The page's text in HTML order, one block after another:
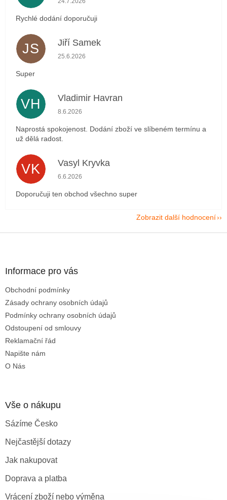
Rychlé dodání doporučuji
JS Jiří Samek
Hodnocení obchodu je 5 z 5 hvězdiček.
25.6.2026
Super
VH Vladimir Havran
Hodnocení obchodu je 5 z 5 hvězdiček.
8.6.2026
Naprostá spokojenost. Dodání zboží ve slíbeném termínu a
už dělá radost.
VK Vasyl Kryvka
Hodnocení obchodu je 5 z 5 hvězdiček.
6.6.2026
Doporučuji ten obchod všechno super
Zobrazit další hodnocení
Informace pro vás
Obchodní podmínky
Zásady ochrany osobních údajů
Podmínky ochrany osobních údajů
Odstoupení od smlouvy
Reklamační řád
Napište nám
O Nás
Vše o nákupu
Sázíme Česko
Nejčastější dotazy
Jak nakupovat
Doprava a platba
Vrácení zboží nebo výměna